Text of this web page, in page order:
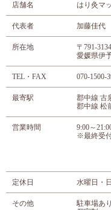
店舗名 はり灸マ
代表者 加藤佳代
所在地
〒791-3134
愛媛県伊
TEL・FAX 070-1500-
最寄駅
郡中線 古
郡中線 松
営業時間
9:00～
※最終受
定休日 水曜日・
その他
駐車場あり